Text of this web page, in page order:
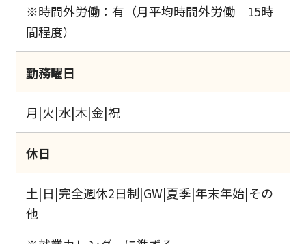
※時間外労働：有（月平均時間外労働 15時
間程度）
勤務曜日
月|火|水|木|金|祝
休日
土|日|完全週休2日制|GW|夏季|年末年始|その
他